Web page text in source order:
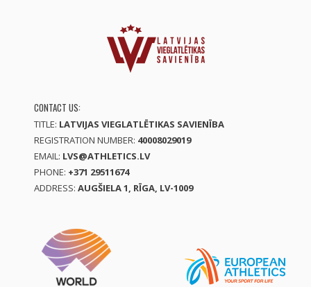
CONTACT US:
TITLE: LATVIJAS VIEGLATLĒTIKAS SAVIENĪBA
REGISTRATION NUMBER: 40008029019
EMAIL: LVS@ATHLETICS.LV
PHONE: +371 29511674
ADDRESS: AUGŠIELA 1, RĪGA, LV-1009